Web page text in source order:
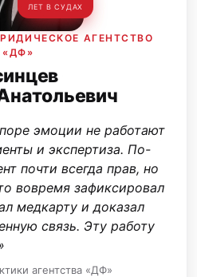
ЛЕТ В СУДАХ
АГЕНТСТВО
«ДФ»
эмоции не работают
и экспертиза. По-
почти всегда прав, но
вовремя зафиксировал
медкарту и доказал
связь. Эту работу
агентства «ДФ»